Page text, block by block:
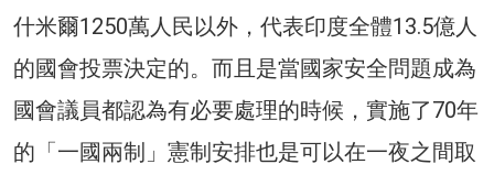
什米爾1250萬人民以外，代表印度全體13.5億人
的國會投票決定的。而且是當國家安全問題成為
國會議員都認為有必要處理的時候，實施了70年
的「一國兩制」憲制安排也是可以在一夜之間取